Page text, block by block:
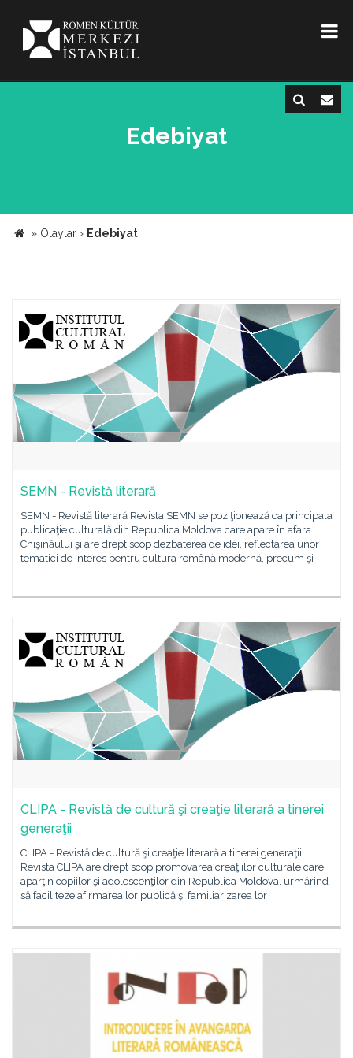
Edebiyat
» Olaylar › Edebiyat
SEMN - Revistă literară
SEMN - Revistă literară Revista SEMN se poziţionează ca principala
publicaţie culturală din Republica Moldova care apare în afara
Chişinăului şi are drept scop dezbaterea de idei, reflectarea unor
tematici de interes pentru cultura română modernă, precum şi
CLIPA - Revistă de cultură şi creaţie literară a tinerei
generaţii
CLIPA - Revistă de cultură şi creaţie literară a tinerei generaţii
Revista CLIPA are drept scop promovarea creaţiilor culturale care
aparţin copiilor şi adolescenţilor din Republica Moldova, urmărind
să faciliteze afirmarea lor publică şi familiarizarea lor